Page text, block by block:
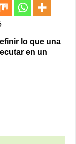
lo que una
en un